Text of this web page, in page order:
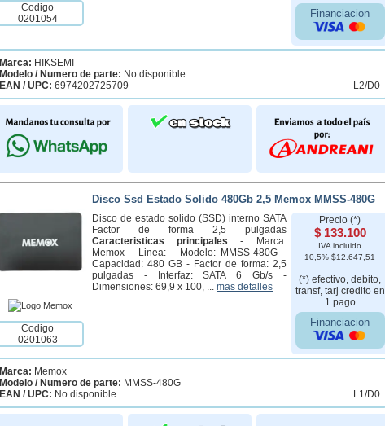
Codigo
0201054
Financiacion
Marca: HIKSEMI
Modelo / Numero de parte: No disponible
EAN / UPC: 6974202725709 L2/D0
Codigo
0201063
Disco Ssd Estado Solido 480Gb 2,5 Memox MMSS-480G
Disco de estado solido (SSD) interno SATA
Factor de forma 2,5 pulgadas
Caracteristicas principales - Marca:
Memox - Linea: - Modelo: MMSS-480G -
Capacidad: 480 GB - Factor de forma: 2,5
pulgadas - Interfaz: SATA 6 Gb/s -
Dimensiones: 69,9 x 100, ... mas detalles
Precio (*)
$ 133.100
IVA incluido
10,5% $12.647,51
(*) efectivo, debito,
transf, tarj credito en
1 pago
Financiacion
Marca: Memox
Modelo / Numero de parte: MMSS-480G
EAN / UPC: No disponible L1/D0